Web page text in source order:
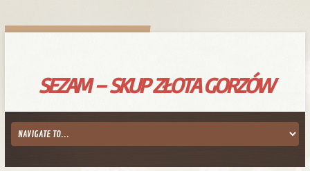
SEZAM – SKUP ZŁOTA GORZÓW